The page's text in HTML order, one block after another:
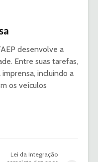
desenvolve a
Entre suas tarefas,
incluindo a
os veículos
Lei da Integração